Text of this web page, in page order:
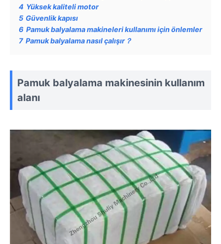
4 Yüksek kaliteli motor
5 Güvenlik kapısı
6 Pamuk balyalama makineleri kullanımı için önlemler
7 Pamuk balyalama nasıl çalışır？
Pamuk balyalama makinesinin kullanım
alanı